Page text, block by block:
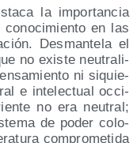
la impor­tan­cia
en las
Des­man­te­la el
no exis­te neu­tra­li­
ni siquie­
e inte­lec­tual occi­
no era neu­tral;
de poder colo­
com­pro­me­ti­da